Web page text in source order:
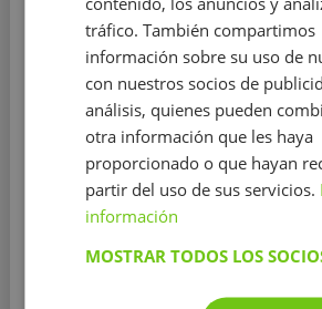
Experiencia como estudiante
me llamo Roberto y soy profesor
experiencia de 3 años. Actualmente
superior de sistemas informáticos.
particular y de refuerzo para grupos.
trabajando con todas las ratios de
resultados. En mi metodología de ...
Leer más
tráfico. También compartimos
información sobre su uso de
con nuestros socios de
análisis, quienes pueden
otra información que les haya
proporcionado o que hayan
partir del uso de sus servicios.
información
MOSTRAR TODOS LOS